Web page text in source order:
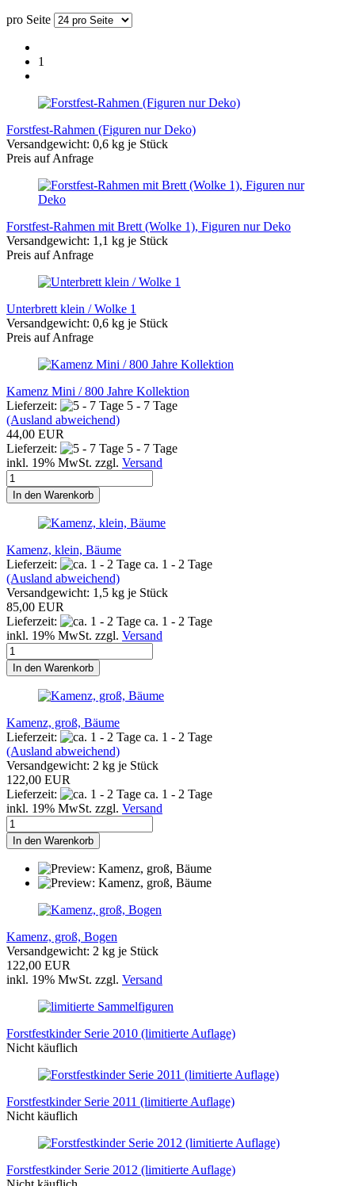
pro Seite
1
Forstfest-Rahmen (Figuren nur Deko)
Versandgewicht: 0,6 kg je Stück
Preis auf Anfrage
Forstfest-Rahmen mit Brett (Wolke 1), Figuren nur Deko
Versandgewicht: 1,1 kg je Stück
Preis auf Anfrage
Unterbrett klein / Wolke 1
Versandgewicht: 0,6 kg je Stück
Preis auf Anfrage
Kamenz Mini / 800 Jahre Kollektion
Lieferzeit:
5 - 7 Tage
(Ausland abweichend)
44,00 EUR
Lieferzeit:
5 - 7 Tage
inkl. 19% MwSt. zzgl. Versand
In den Warenkorb
Kamenz, klein, Bäume
Lieferzeit:
ca. 1 - 2 Tage
(Ausland abweichend)
Versandgewicht: 1,5 kg je Stück
85,00 EUR
Lieferzeit:
ca. 1 - 2 Tage
inkl. 19% MwSt. zzgl. Versand
In den Warenkorb
Kamenz, groß, Bäume
Lieferzeit:
ca. 1 - 2 Tage
(Ausland abweichend)
Versandgewicht: 2 kg je Stück
122,00 EUR
Lieferzeit:
ca. 1 - 2 Tage
inkl. 19% MwSt. zzgl. Versand
In den Warenkorb
Kamenz, groß, Bogen
Versandgewicht: 2 kg je Stück
122,00 EUR
inkl. 19% MwSt. zzgl. Versand
Forstfestkinder Serie 2010 (limitierte Auflage)
Nicht käuflich
Forstfestkinder Serie 2011 (limitierte Auflage)
Nicht käuflich
Forstfestkinder Serie 2012 (limitierte Auflage)